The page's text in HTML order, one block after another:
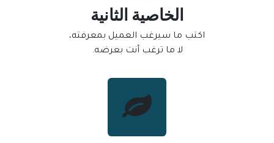
الخاصية الثانية
اكتب ما سيرغب العميل بمعرفته،
لا ما ترغب أنت بعرضه.